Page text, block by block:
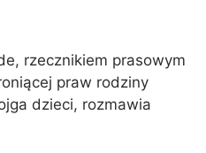
rzecznikiem prasowym
praw rodziny
dzieci, rozmawia